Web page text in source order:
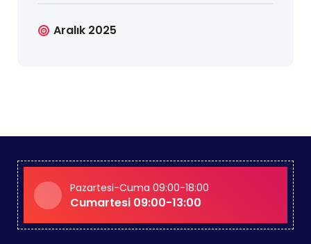
Aralık 2025
Pazartesi-Cuma 09:00-18:00
Cumartesi 09:00-13:00